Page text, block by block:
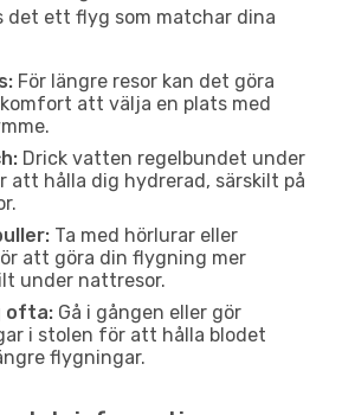
det ett flyg som matchar dina
För längre resor kan det göra
att välja en plats med
Drick vatten regelbundet under
att hålla dig hydrerad, särskilt på
Ta med hörlurar eller
att göra din flygning mer
under nattresor.
ofta: Gå i gången eller gör
i stolen för att hålla blodet
flygningar.